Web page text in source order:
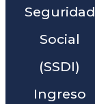
Seguridad
Social
(SSDI)
Ingreso